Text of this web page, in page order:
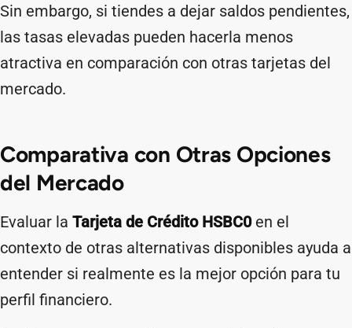
Sin embargo, si tiendes a dejar saldos pendientes,
las tasas elevadas pueden hacerla menos
atractiva en comparación con otras tarjetas del
mercado.
Comparativa con Otras Opciones
del Mercado
Evaluar la Tarjeta de Crédito HSBC0en el
contexto de otras alternativas disponibles ayuda a
entender si realmente es la mejor opción para tu
perfil financiero.